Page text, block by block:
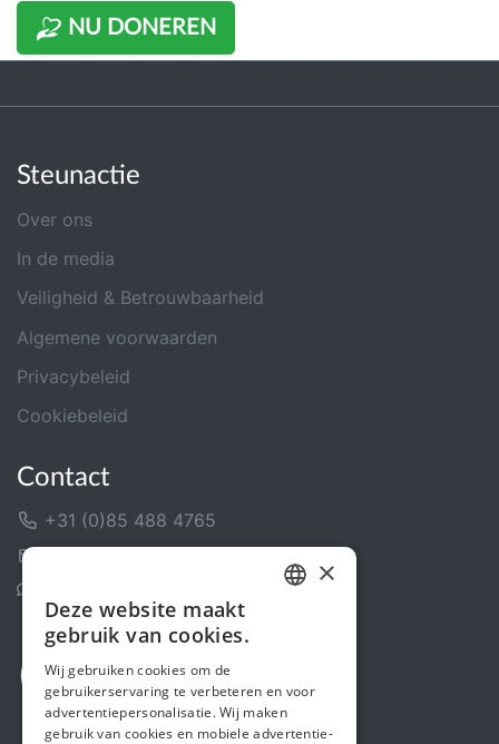
NU DONEREN
Steunactie
Over ons
In de media
Veiligheid & Betrouwbaarheid
Algemene voorwaarden
Privacybeleid
Cookiebeleid
Contact
+31 (0)85 488 4765
ENGLISH
×
Deze website maakt
gebruik van cookies.
Wij gebruiken cookies om de
gebruikerservaring te verbeteren en voor
advertentiepersonalisatie. Wij maken
gebruik van cookies en mobiele advertentie-